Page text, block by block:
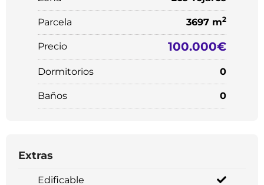
Parcela 3697 m2
Precio 100.000€
Dormitorios 0
Baños 0
Extras
Edificable